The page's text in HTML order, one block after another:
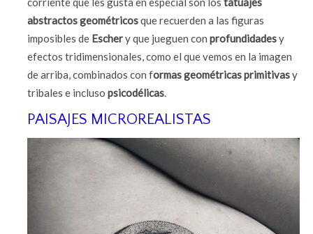
abstractos geométricosque recuerden a las figuras
imposibles de Eschery que jueguen conprofundidadesy
efectos tridimensionales, como el que vemos en la imagen
de arriba, combinados con formas geométricas primitivasy
tribales e inclusopsicodélicas.
PAISAJES MICROREALISTAS